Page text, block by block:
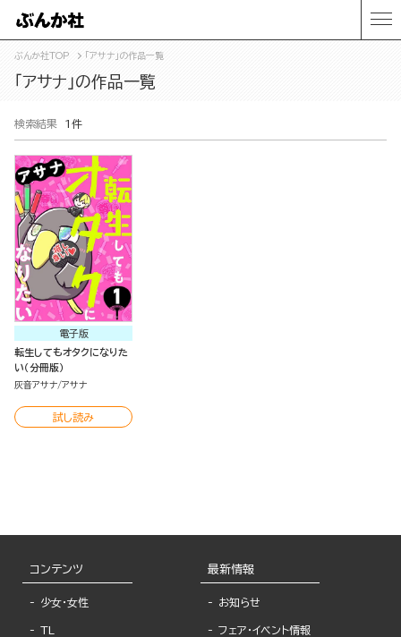
ぶんか社TOP 「アサナ」の作品一覧
「アサナ」の作品一覧
検索結果 1件
電子版
転生してもオタクになりた
い（分冊版）
灰音アサナ アサナ
試し読み
コンテンツ
少女・女性
TL
最新情報
お知らせ
フェア・イベント情報